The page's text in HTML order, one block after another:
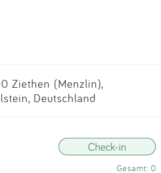
Ziethen (Menzlin),
Deutschland
Gesamt: 0